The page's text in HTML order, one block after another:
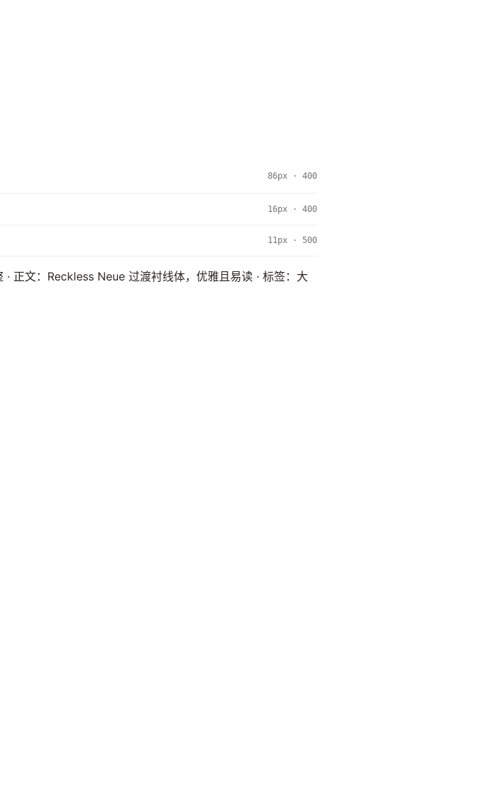
86px · 400
16px · 400
11px · 500
正文：Reckless Neue 过渡衬线体，优雅且易读 · 标签：大